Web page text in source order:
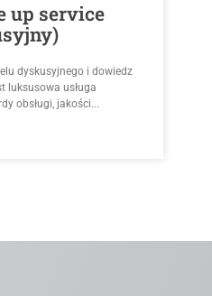
up service
dyskusyjnego i dowiedz
luksusowa usługa
obsługi, jakości...